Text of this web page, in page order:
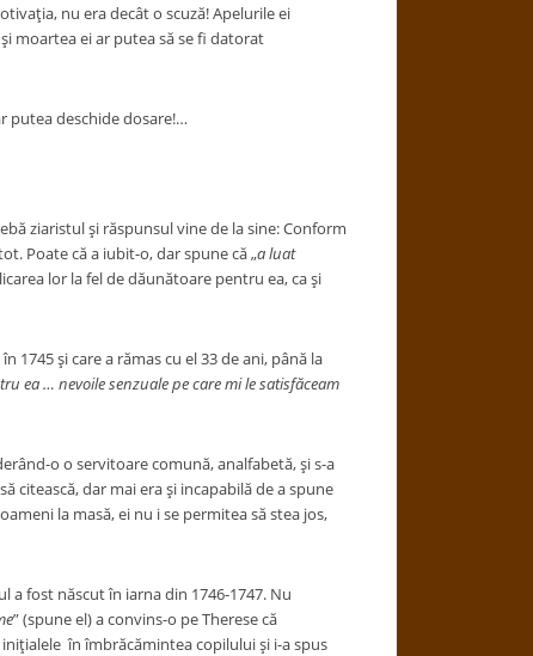
nu era decât o scuză! Apelurile ei
moartea ei ar putea să se fi datorat
deschide dosare!…
ziaristul şi răspunsul vine de la sine: Conform
Poate că a iubit-o, dar spune că „a luat
lor la fel de dăunătoare pentru ea, ca şi
1745 şi care a rămas cu el 33 de ani, până la
ea … nevoile senzuale pe care mi le satisfăceam
o o servitoare comună, analfabetă, şi s-a
citească, dar mai era şi incapabilă de a spune
la masă, ei nu i se permitea să stea jos,
fost născut în iarna din 1746-1747. Nu
” (spune el) a convins-o pe Therese că
iniţialele în îmbrăcămintea copilului şi i-a spus